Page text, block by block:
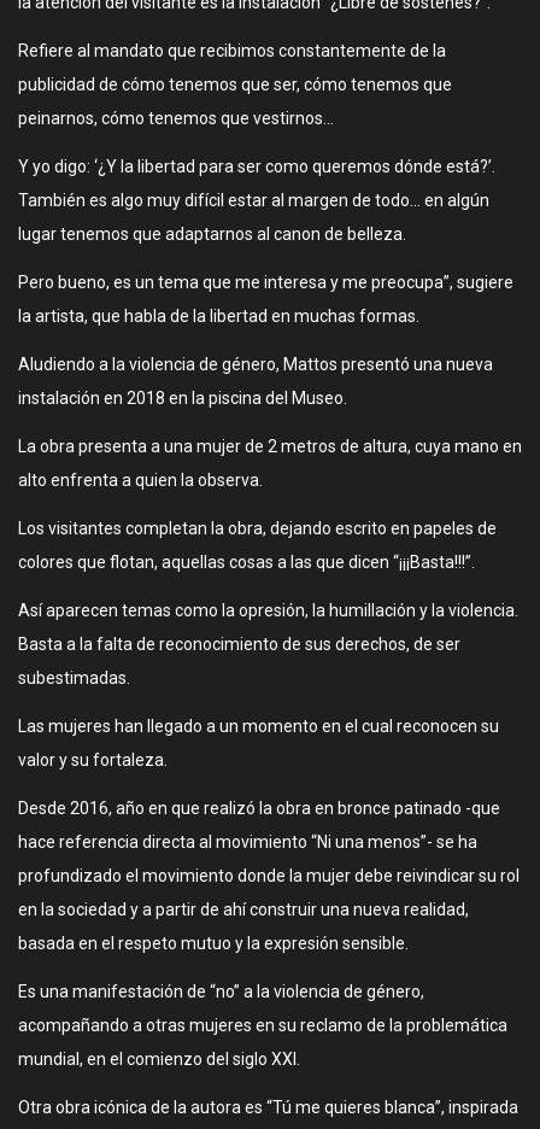
Refiere al mandato que recibimos constantemente de la
publicidad de cómo tenemos que ser, cómo tenemos que
peinarnos, cómo tenemos que vestirnos…
Y yo digo: ‘¿Y la libertad para ser como queremos dónde está?’.
También es algo muy difícil estar al margen de todo… en algún
lugar tenemos que adaptarnos al canon de belleza.
Pero bueno, es un tema que me interesa y me preocupa”, sugiere
la artista, que habla de la libertad en muchas formas.
Aludiendo a la violencia de género, Mattos presentó una nueva
instalación en 2018 en la piscina del Museo.
La obra presenta a una mujer de 2 metros de altura, cuya mano en
alto enfrenta a quien la observa.
Los visitantes completan la obra, dejando escrito en papeles de
colores que flotan, aquellas cosas a las que dicen “¡¡¡Basta!!!”.
Así aparecen temas como la opresión, la humillación y la violencia.
Basta a la falta de reconocimiento de sus derechos, de ser
subestimadas.
Las mujeres han llegado a un momento en el cual reconocen su
valor y su fortaleza.
Desde 2016, año en que realizó la obra en bronce patinado -que
hace referencia directa al movimiento “Ni una menos”- se ha
profundizado el movimiento donde la mujer debe reivindicar su rol
en la sociedad y a partir de ahí construir una nueva realidad,
basada en el respeto mutuo y la expresión sensible.
Es una manifestación de “no” a la violencia de género,
acompañando a otras mujeres en su reclamo de la problemática
mundial, en el comienzo del siglo XXI.
Otra obra icónica de la autora es “Tú me quieres blanca”, inspirada